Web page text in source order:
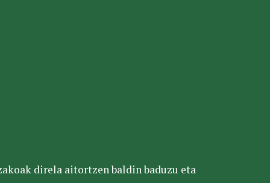
direla aitortzen baldin baduzu eta